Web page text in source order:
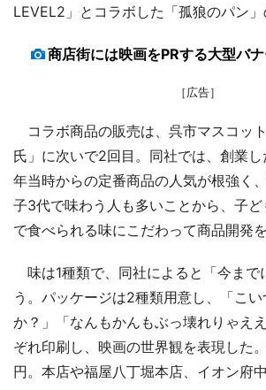
LEVEL2」とコラボした「孤狼のパン」
商店街には映画をPRする大型バ
［広告］
コラボ商品の販売は、呉市マスコッ
氏」に次いで2回目。同社では、創業し
年当時からの定番商品の人気が根強く
子3代で味わう人も多いことから、子ど
で食べられる味にこだわって商品開発を
味は1種類で、同社によると「今まで
う。パッケージは2種類用意し、「こ
か？」「なんもかんもぶっ壊れりゃえ
ぞれ印刷し、映画の世界観を表現した
円。本店や福屋八丁堀本店、イオン府